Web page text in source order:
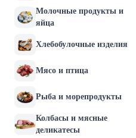
Молочные продукты и
яйца
Хлебобулочные изделия
Мясо и птица
Рыба и морепродукты
Колбасы и мясные
деликатесы